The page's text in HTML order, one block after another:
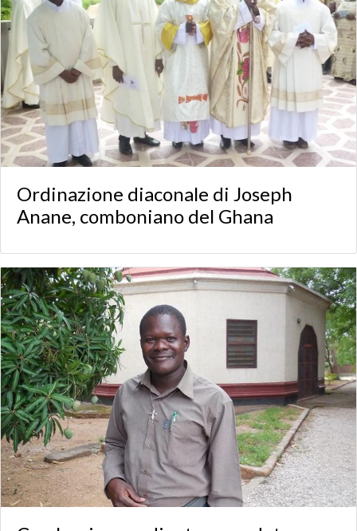
Ordinazione diaconale di Joseph
Anane, comboniano del Ghana